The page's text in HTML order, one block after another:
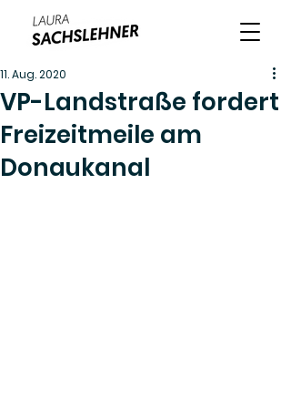
VP-Landstraße fordert
Freizeitmeile am
Donaukanal
11. Aug. 2020